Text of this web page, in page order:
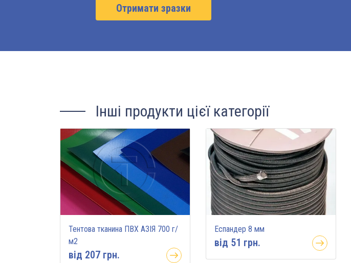
Отримати зразки
Інші продукти цієї категорії
Тентова тканина ПВХ АЗІЯ 700 г/
м2
вiд 207 грн.
Еспандер 8 мм
вiд 51 грн.